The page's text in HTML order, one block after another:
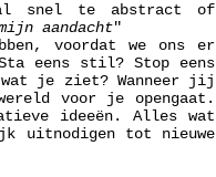
al snel te abstract of
aandacht"
voordat we ons er
eens stil? Stop eens
je ziet? Wanneer jij
voor je opengaat.
ideeën. Alles wat
uitnodigen tot nieuwe